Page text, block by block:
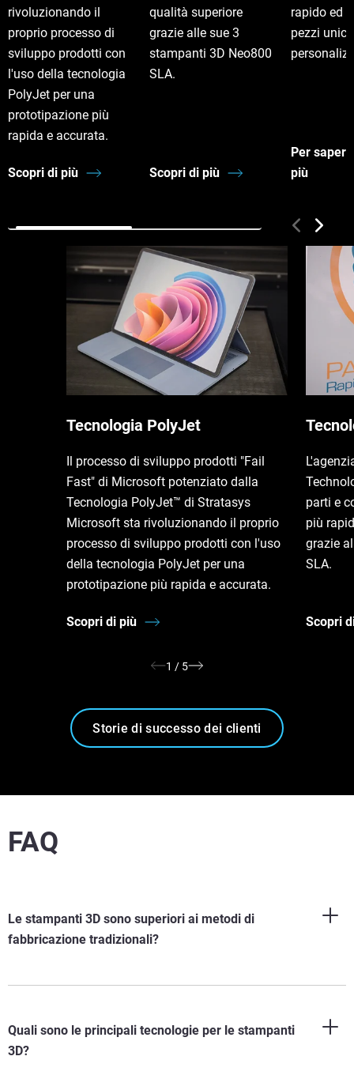
rivoluzionando il
proprio processo di
sviluppo prodotti con
l'uso della tecnologia
PolyJet per una
prototipazione più
rapida e accurata.
Scopri di più
qualità superiore
grazie alle sue 3
stampanti 3D Neo800
SLA.
Scopri di più
rapido ed
pezzi unici
Per
più
Tecnologia PolyJet
Il processo di sviluppo prodotti "Fail
Fast" di Microsoft potenziato dalla
Tecnologia PolyJet™ di Stratasys
Microsoft sta rivoluzionando il proprio
processo di sviluppo prodotti con l'uso
della tecnologia PolyJet per una
prototipazione più rapida e accurata.
Scopri di più
parti e
più
grazie
SLA.
Scopri
1 / 5
Storie di successo dei clienti
FAQ
Le stampanti 3D sono superiori ai metodi di
fabbricazione tradizionali?
Quali sono le principali tecnologie per le stampanti
3D?